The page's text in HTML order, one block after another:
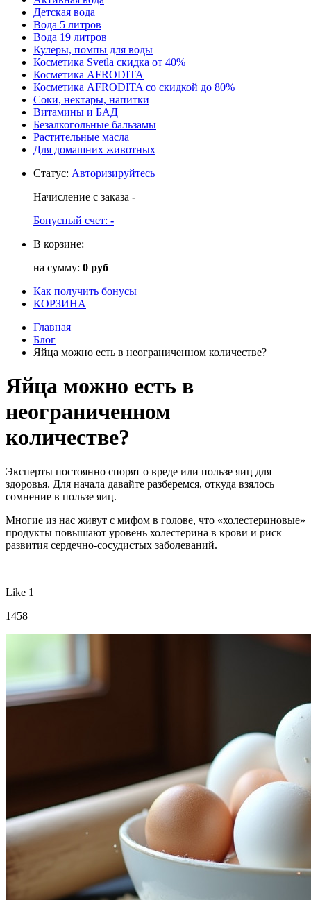
Детская вода
Вода 5 литров
Вода 19 литров
Кулеры, помпы для воды
Косметика Svetla скидка от 40%
Косметика AFRODITA
Косметика AFRODITA со скидкой до 80%
Соки, нектары, напитки
Витамины и БАД
Безалкогольные бальзамы
Растительные масла
Для домашних животных
Статус: Авторизируйтесь
Начисление с заказа -
Бонусный счет: -
В корзине:
на сумму: 0 руб
Как получить бонусы
КОРЗИНА
Главная
Блог
Яйца можно есть в неограниченном количестве?
Яйца можно есть в
неограниченном
количестве?
Эксперты постоянно спорят о вреде или пользе яиц для
здоровья. Для начала давайте разберемся, откуда взялось
сомнение в пользе яиц.
Многие из нас живут с мифом в голове, что «холестериновые»
продукты повышают уровень холестерина в крови и риск
развития сердечно-сосудистых заболеваний.
Like 1
1458